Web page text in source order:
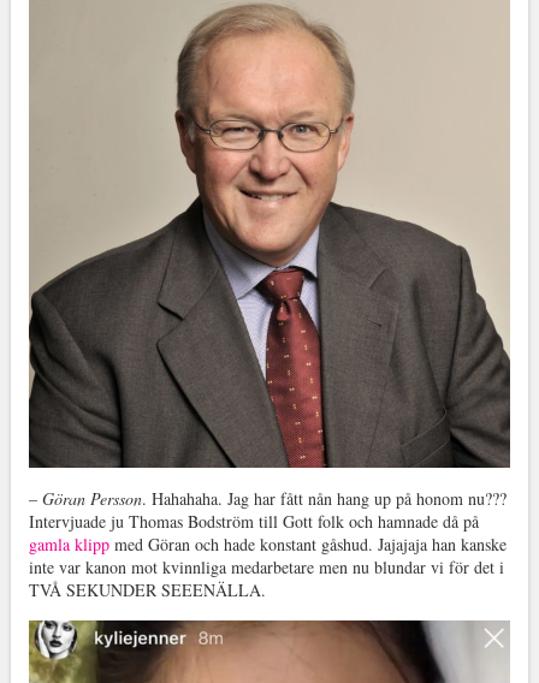
– Göran Persson. Hahahaha. Jag har fått nån hang up på honom nu???
Intervjuade ju Thomas Bodström till Gott folk och hamnade då på
gamla klippmed Göran och hade konstant gåshud. Jajajaja han kanske
inte var kanon mot kvinnliga medarbetare men nu blundar vi för det i
TVÅ SEKUNDER SEEENÄLLA.